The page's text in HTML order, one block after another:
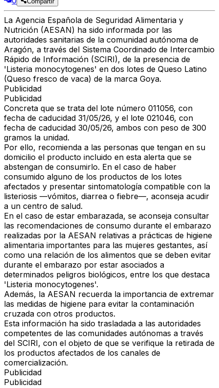
La Agencia Española de Seguridad Alimentaria y
Nutrición (AESAN) ha sido informada por las
autoridades sanitarias de la comunidad autónoma de
Aragón, a través del Sistema Coordinado de Intercambio
Rápido de Información (SCIRI), de la presencia de
'Listeria monocytogenes' en dos lotes de Queso Latino
(Queso fresco de vaca) de la marca Goya.
Publicidad
Publicidad
Concreta que se trata del lote número 011056, con
fecha de caducidad 31/05/26, y el lote 021046, con
fecha de caducidad 30/05/26, ambos con peso de 300
gramos la unidad.
Por ello, recomienda a las personas que tengan en su
domicilio el producto incluido en esta alerta que se
abstengan de consumirlo. En el caso de haber
consumido alguno de los productos de los lotes
afectados y presentar sintomatología compatible con la
listeriosis —vómitos, diarrea o fiebre—, aconseja acudir
a un centro de salud.
En el caso de estar embarazada, se aconseja consultar
las recomendaciones de consumo durante el embarazo
realizadas por la AESAN relativas a prácticas de higiene
alimentaria importantes para las mujeres gestantes, así
como una relación de los alimentos que se deben evitar
durante el embarazo por estar asociados a
determinados peligros biológicos, entre los que destaca
'Listeria monocytogenes'.
Además, la AESAN recuerda la importancia de extremar
las medidas de higiene para evitar la contaminación
cruzada con otros productos.
Esta información ha sido trasladada a las autoridades
competentes de las comunidades autónomas a través
del SCIRI, con el objeto de que se verifique la retirada de
los productos afectados de los canales de
comercialización.
Publicidad
Publicidad